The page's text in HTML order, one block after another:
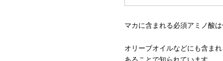
マカに含まれる必須アミノ酸
オリーブオイルなどにも含ま